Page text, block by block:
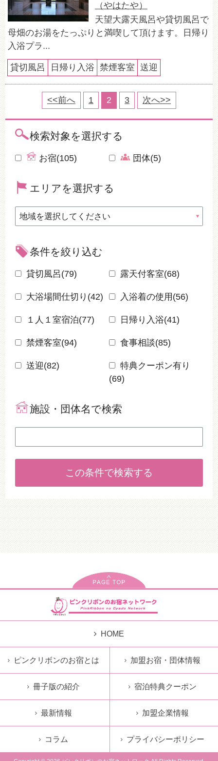
（やはたや）
天望大露天風呂や貸切風呂で
母畑のお湯をたっぷりと満喫して頂けます。日帰り
入浴プラ...
貸切風呂 日帰り入浴 禁煙客室 送迎
<<前へ 1 2 3 次へ>>
検索対象を選択する
お宿(105) 団体(5)
エリアを選択する
条件を絞り込む
貸切風呂(79) 露天付客室(68)
大浴場間仕切り(42) 入浴着の使用(56)
１人１室宿泊(77) 日帰り入浴(41)
禁煙客室(94) 食事相談(85)
送迎(82)
特典クーポン有り
(69)
施設・団体名で検索
この条件で検索する
HOME
ピンクリボンのお宿とは 加盟お宿・団体情報
冊子版の紹介 宿泊特典クーポン
最新情報 加盟企業情報
コラム プライバシーポリシー